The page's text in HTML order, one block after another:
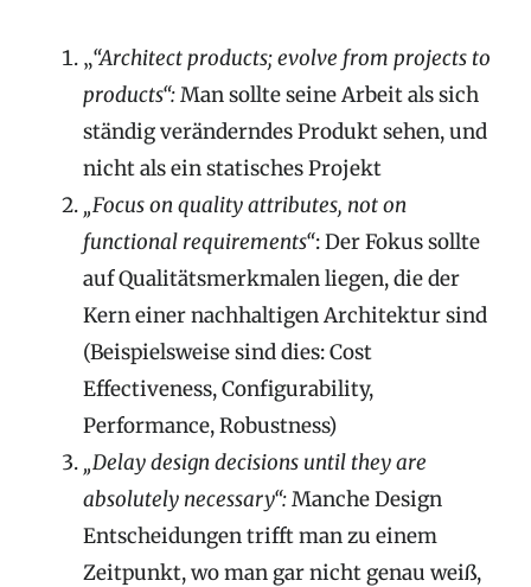
„“Architect products; evolve from projects to
products“:Man sollte seine Arbeit als sich
ständig veränderndes Produkt sehen, und
nicht als ein statisches Projekt
„Focus on quality attributes, not on
functional requirements“: Der Fokus sollte
auf Qualitätsmerkmalen liegen, die der
Kern einer nachhaltigen Architektur sind
(Beispielsweise sind dies: Cost
Effectiveness, Configurability,
Performance, Robustness)
„Delay design decisions until they are
absolutely necessary“:Manche Design
Entscheidungen trifft man zu einem
Zeitpunkt, wo man gar nicht genau weiß,